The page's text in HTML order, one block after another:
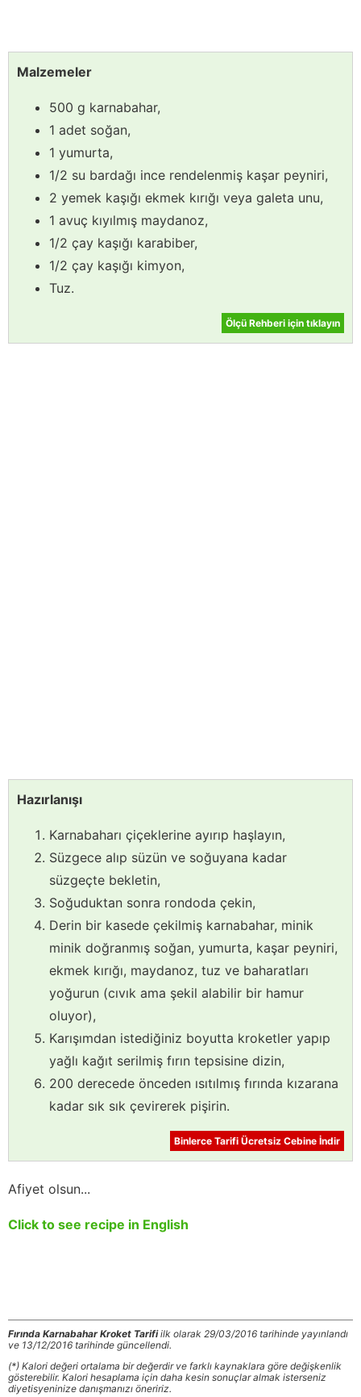
Malzemeler
500 g karnabahar,
1 adet soğan,
1 yumurta,
1/2 su bardağı ince rendelenmiş kaşar peyniri,
2 yemek kaşığı ekmek kırığı veya galeta unu,
1 avuç kıyılmış maydanoz,
1/2 çay kaşığı karabiber,
1/2 çay kaşığı kimyon,
Tuz.
Ölçü Rehberi için tıklayın
Hazırlanışı
Karnabaharı çiçeklerine ayırıp haşlayın,
Süzgece alıp süzün ve soğuyana kadar
süzgeçte bekletin,
Soğuduktan sonra rondoda çekin,
Derin bir kasede çekilmiş karnabahar, minik
minik doğranmış soğan, yumurta, kaşar peyniri,
ekmek kırığı, maydanoz, tuz ve baharatları
yoğurun (cıvık ama şekil alabilir bir hamur
oluyor),
Karışımdan istediğiniz boyutta kroketler yapıp
yağlı kağıt serilmiş fırın tepsisine dizin,
200 derecede önceden ısıtılmış fırında kızarana
kadar sık sık çevirerek pişirin.
Binlerce Tarifi Ücretsiz Cebine İndir
Afiyet olsun...
Click to see recipe in English
Fırında Karnabahar Kroket Tarifiilk olarak 29/03/2016 tarihinde yayınlandı
ve 13/12/2016 tarihinde güncellendi.
(*) Kalori değeri ortalama bir değerdir ve farklı kaynaklara göre değişkenlik
gösterebilir. Kalori hesaplama için daha kesin sonuçlar almak isterseniz
diyetisyeninize danışmanızı öneririz.